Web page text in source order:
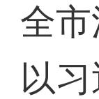
全
以